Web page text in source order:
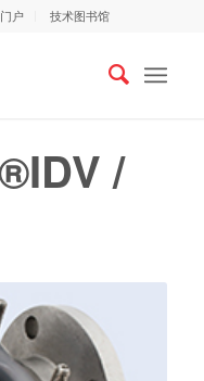
户 技术图书馆
/